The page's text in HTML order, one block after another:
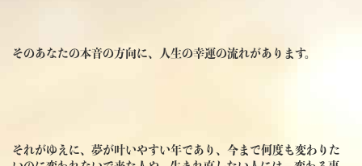
そのあなたの本音の方向に、人生の幸運の流れがあります。
それがゆえに、夢が叶いやすい年であり、今まで何度も変わりた